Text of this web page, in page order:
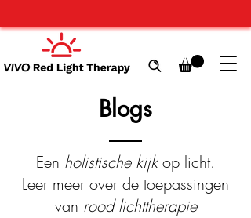
Blogs
Een holistische kijkop licht.
Leer meer over de toepassingen
van rood lichttherapie